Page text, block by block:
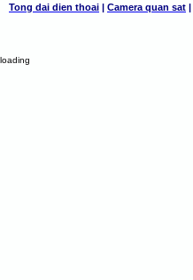
Tong dai dien thoai | Camera quan sat |
loading